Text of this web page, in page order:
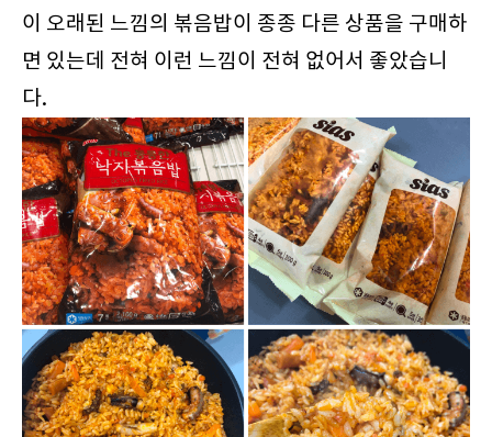
이 오래된 느낌의 볶음밥이 종종 다른 상품을 구매하
면 있는데 전혀 이런 느낌이 전혀 없어서 좋았습니
다.